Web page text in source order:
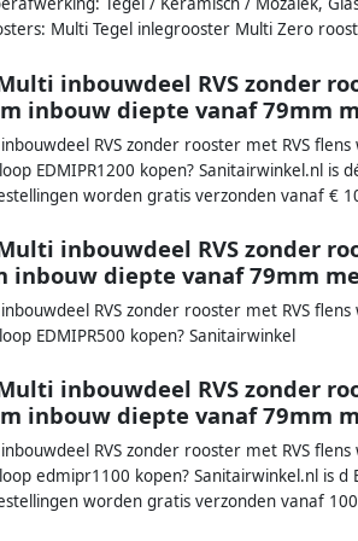
Multi Tegel inlegrooster Multi Zero
inbouwdeel RVS zonder
inbouw diepte vanaf 79mm
RVS zonder rooster met RVS
EDMIPR1200 kopen? Sanitairwinkel.nl is
worden gratis verzonden vanaf €
inbouwdeel RVS zonder
inbouw diepte vanaf 79mm
RVS zonder rooster met RVS
EDMIPR500 kopen? Sanitairwinkel
inbouwdeel RVS zonder
inbouw diepte vanaf 79mm
RVS zonder rooster met RVS
edmipr1100 kopen? Sanitairwinkel.nl is
worden gratis verzonden vanaf